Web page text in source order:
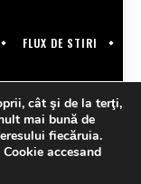
FLUX DE STIRI
cât şi de la terţi,
mai bună de
fiecăruia.
accesand